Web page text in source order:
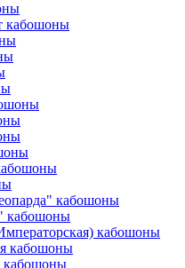
кабошоны
кабошоны
кабошоны
кабошоны
кабошоны